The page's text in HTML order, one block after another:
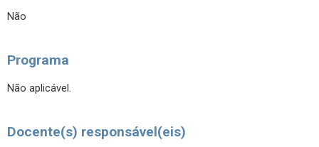
Não
Programa
Não aplicável.
Docente(s) responsável(eis)